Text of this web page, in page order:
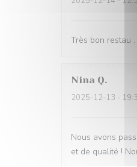
Très bon restau
Nina Q
2025-12-13 -
Nous avons
et de qualité !